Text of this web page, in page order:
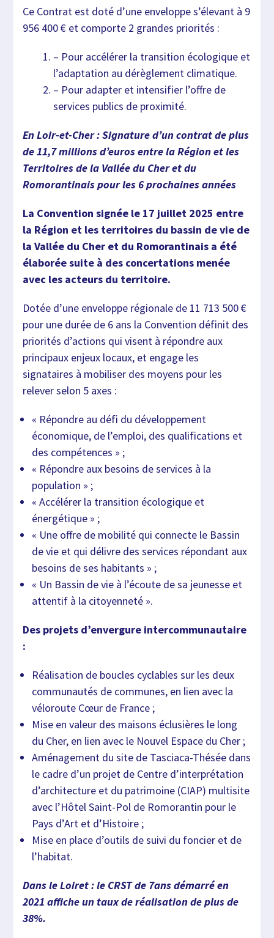
Ce Contrat est doté d’une enveloppe s’élevant à 9
956 400 € et comporte 2 grandes priorités :
– Pour accélérer la transition écologique et
l’adaptation au dérèglement climatique.
– Pour adapter et intensifier l’offre de
services publics de proximité.
En Loir-et-Cher : Signature d’un contrat de plus
de 11,7 millions d’euros entre la Région et les
Territoires de la Vallée du Cher et du
Romorantinais pour les 6 prochaines années
La Convention signée le 17 juillet 2025 entre
la Région et les territoires du bassin de vie de
la Vallée du Cher et du Romorantinais a été
élaborée suite à des concertations menée
avec les acteurs du territoire.
Dotée d’une enveloppe régionale de 11 713 500 €
pour une durée de 6 ans la Convention définit des
priorités d’actions qui visent à répondre aux
principaux enjeux locaux, et engage les
signataires à mobiliser des moyens pour les
relever selon 5 axes :
« Répondre au défi du développement
économique, de l’emploi, des qualifications et
des compétences » ;
« Répondre aux besoins de services à la
population » ;
« Accélérer la transition écologique et
énergétique » ;
« Une offre de mobilité qui connecte le Bassin
de vie et qui délivre des services répondant aux
besoins de ses habitants » ;
« Un Bassin de vie à l’écoute de sa jeunesse et
attentif à la citoyenneté ».
Des projets d’envergure intercommunautaire
:
Réalisation de boucles cyclables sur les deux
communautés de communes, en lien avec la
véloroute Cœur de France ;
Mise en valeur des maisons éclusières le long
du Cher, en lien avec le Nouvel Espace du Cher ;
Aménagement du site de Tasciaca-Thésée dans
le cadre d’un projet de Centre d’interprétation
d’architecture et du patrimoine (CIAP) multisite
avec l’Hôtel Saint-Pol de Romorantin pour le
Pays d’Art et d’Histoire ;
Mise en place d’outils de suivi du foncier et de
l’habitat.
Dans le Loiret : le CRST de 7ans démarré en
2021 affiche un taux de réalisation de plus de
38%.